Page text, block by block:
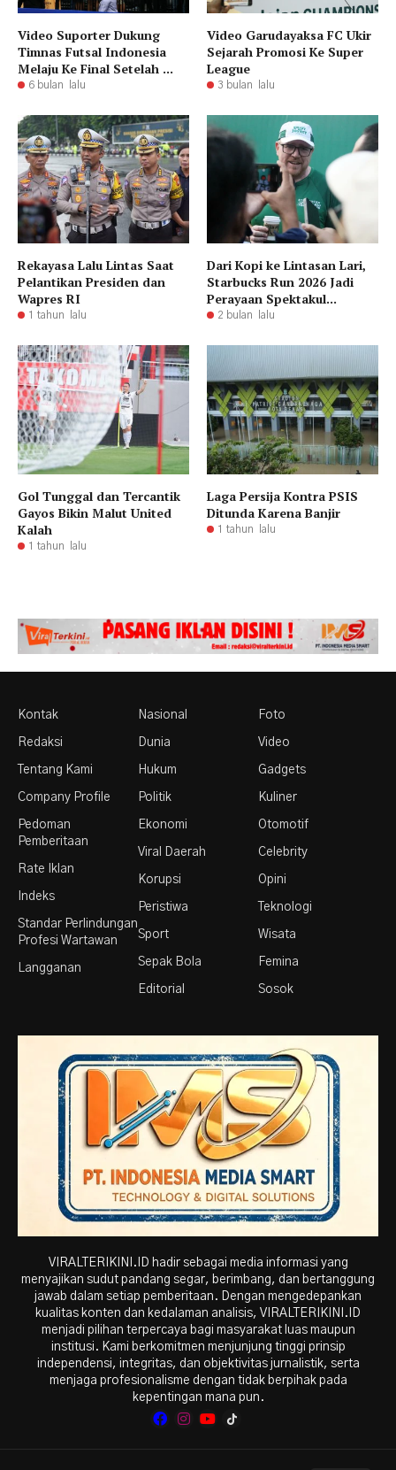
Video Suporter Dukung
Timnas Futsal Indonesia
Melaju Ke Final Setelah ...
6 bulan lalu
Video Garudayaksa FC Ukir
Sejarah Promosi Ke Super
League
3 bulan lalu
Rekayasa Lalu Lintas Saat
Pelantikan Presiden dan
Wapres RI
1 tahun lalu
Dari Kopi ke Lintasan Lari,
Starbucks Run 2026 Jadi
Perayaan Spektakul...
2 bulan lalu
Gol Tunggal dan Tercantik
Gayos Bikin Malut United
Kalah
1 tahun lalu
Laga Persija Kontra PSIS
Ditunda Karena Banjir
1 tahun lalu
Kontak
Redaksi
Tentang Kami
Company Profile
Pedoman
Pemberitaan
Rate Iklan
Indeks
Standar Perlindungan
Profesi Wartawan
Langganan
Nasional
Dunia
Hukum
Politik
Ekonomi
Viral Daerah
Korupsi
Peristiwa
Sport
Sepak Bola
Editorial
Foto
Video
Gadgets
Kuliner
Otomotif
Celebrity
Opini
Teknologi
Wisata
Femina
Sosok
VIRALTERIKINI.ID hadir sebagai media informasi yang
menyajikan sudut pandang segar, berimbang, dan bertanggung
jawab dalam setiap pemberitaan. Dengan mengedepankan
kualitas konten dan kedalaman analisis, VIRALTERIKINI.ID
menjadi pilihan terpercaya bagi masyarakat luas maupun
institusi. Kami berkomitmen menjunjung tinggi prinsip
independensi, integritas, dan objektivitas jurnalistik, serta
menjaga profesionalisme dengan tidak berpihak pada
kepentingan mana pun.